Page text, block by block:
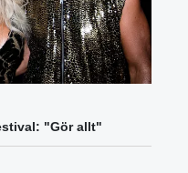
"Gör allt"